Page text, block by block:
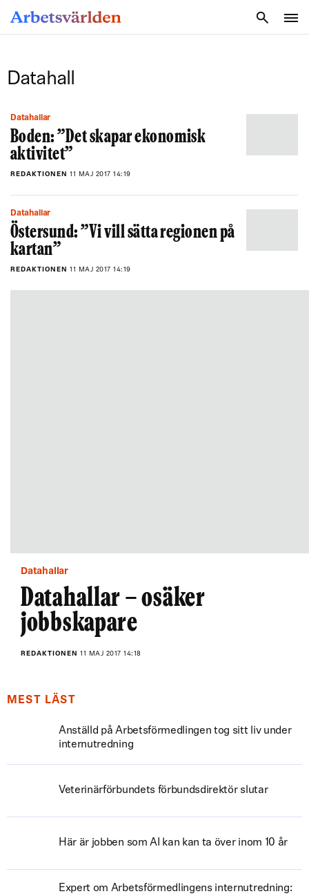
Datahall
Datahallar
Boden: ”Det skapar ekonomisk
aktivitet”
REDAKTIONEN 11 MAJ 2017 14:19
Datahallar
Östersund: ”Vi vill sätta regionen på
kartan”
REDAKTIONEN 11 MAJ 2017 14:19
Datahallar
Datahallar – osäker
jobbskapare
REDAKTIONEN 11 MAJ 2017 14:18
MEST LÄST
Anställd på Arbetsförmedlingen tog sitt liv under
internutredning
Veterinärförbundets förbundsdirektör slutar
Här är jobben som AI kan kan ta över inom 10 år
Expert om Arbetsförmedlingens internutredning: